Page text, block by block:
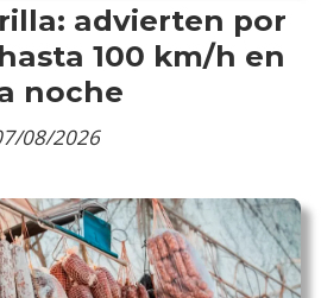
advierten por
100 km/h en
noche
08/2026